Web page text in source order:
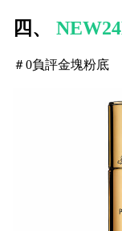
四、
＃0負評金塊粉底